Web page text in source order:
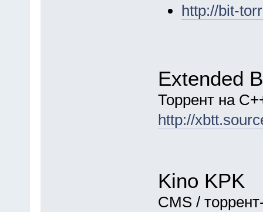
http://bit-
Extended
Торрент на
http://
Kino KPK
CMS /